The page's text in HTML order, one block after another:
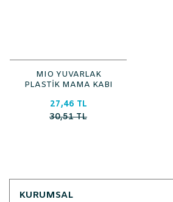
MIO YUVARLAK
PLASTİK MAMA KABI
27,46 TL
30,51 TL
KURUMSAL